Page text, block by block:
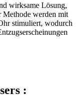
wirksame Lösung,
Methode werden mit
stimuliert, wodurch
: